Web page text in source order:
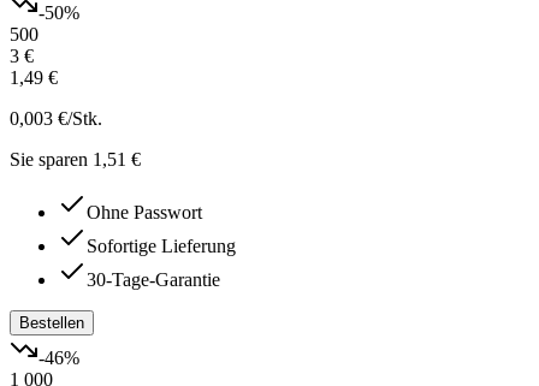
-50%
500
3 €
1,49 €
0,003 €/Stk.
Sie sparen 1,51 €
Ohne Passwort
Sofortige Lieferung
30-Tage-Garantie
Bestellen
-46%
1 000